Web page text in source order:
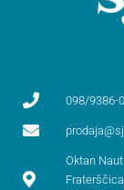
098/9386-
Oktan